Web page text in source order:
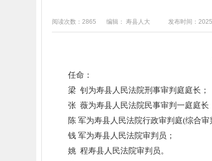
阅读次数：2865 编辑： 寿县人大 发布时间：
任命：
梁 钊为寿县人民法院刑事审判庭庭长；
张 薇为寿县人民法院民事审判一庭庭长
陈 军为寿县人民法院行政审判庭(综合审
钱 军为寿县人民法院审判员；
姚 程寿县人民法院审判员。